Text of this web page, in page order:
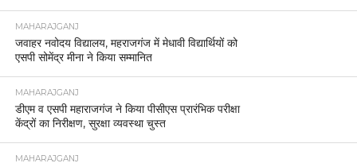
MAHARAJGANJ
जवाहर नवोदय विद्यालय, महराजगंज में मेधावी विद्यार्थियों को
एसपी सोमेंद्र मीना ने किया सम्मानित
MAHARAJGANJ
डीएम व एसपी महाराजगंज ने किया पीसीएस प्रारंभिक परीक्षा
केंद्रों का निरीक्षण, सुरक्षा व्यवस्था चुस्त
MAHARAJGANJ